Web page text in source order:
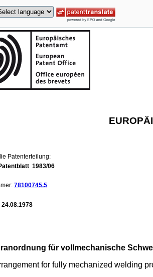
Patenterteilung:
1983/06
78100745.5
24.08.1978
für vollmechanische
for fully mechanized welding